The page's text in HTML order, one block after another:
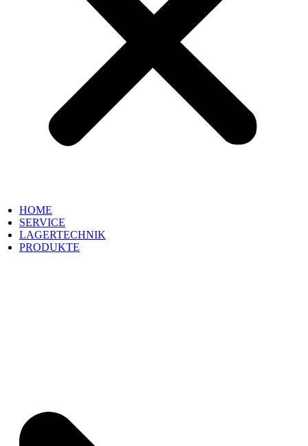
HOME
SERVICE
LAGERTECHNIK
PRODUKTE